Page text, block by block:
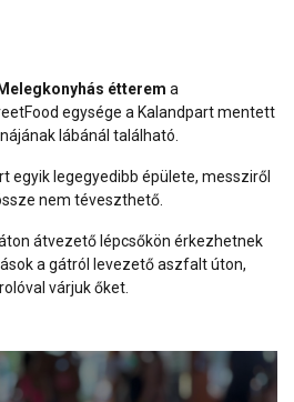
étterem a
egysége a Kalandpart mentett
lábánál található.
egyik legegyedibb épülete, messziről
nem téveszthető.
átvezető lépcsőkön érkezhetnek
a gátról levezető aszfalt úton,
várjuk őket.